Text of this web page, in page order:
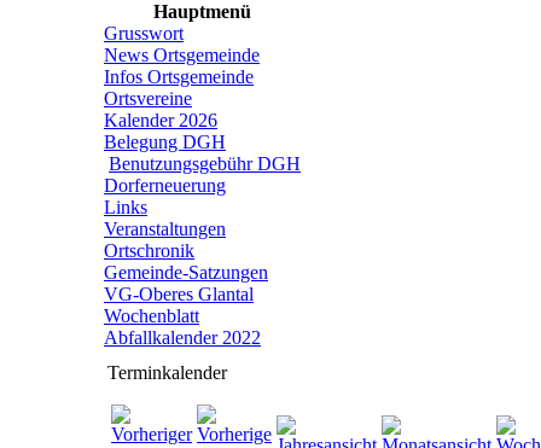
Hauptmenü
Grusswort
News Ortsgemeinde
Infos Ortsgemeinde
Ortsvereine
Kalender 2026
Belegung DGH
Benutzungsgebühr DGH
Dorferneuerung
Links
Veranstaltungen
Ortschronik
Gemeinde-Satzungen
VG-Oberes Glantal
Wochenblatt
Abfallkalender 2022
Terminkalender